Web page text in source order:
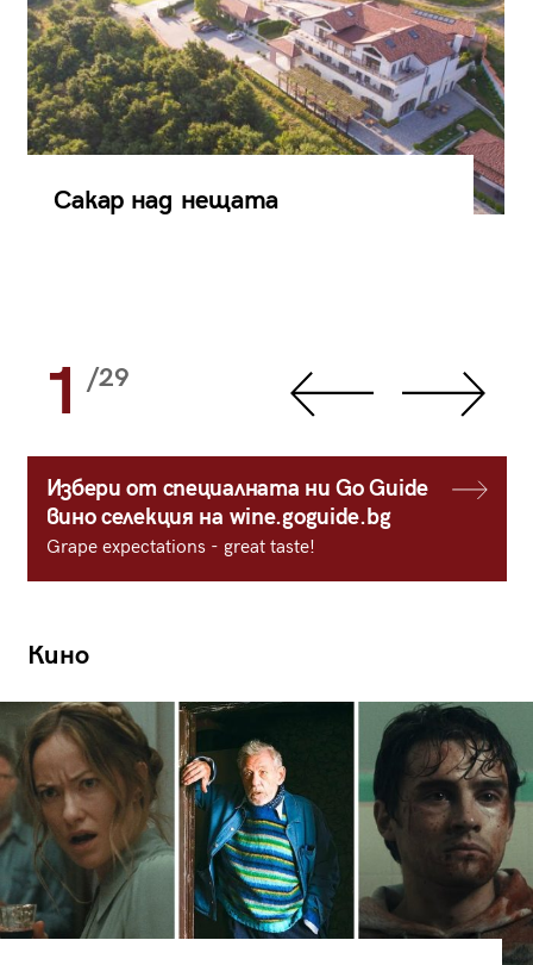
Сакар над нещата
1 /29
Избери от специалната ни Go Guide
вино селекция на wine.goguide.bg
Grape expectations - great taste!
Кино